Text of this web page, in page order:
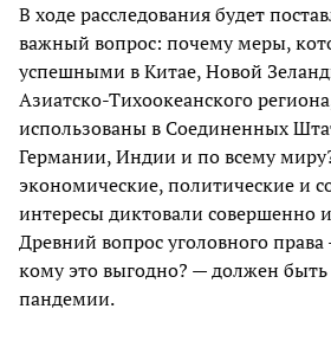
В ходе расследования будет
важный вопрос: почему меры,
успешными в Китае, Новой
Азиатско-Тихоокеанского
использованы в Соединенных
Германии, Индии и по всему
экономические, политические и
интересы диктовали совершенно
Древний вопрос уголовного
кому это выгодно? — должен быть
пандемии.